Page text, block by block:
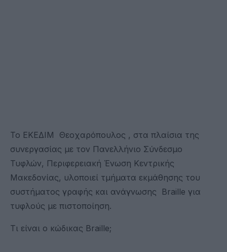
Το ΕΚΕΔΙΜ Θεοχαρόπουλος , στα πλαίσια της
συνεργασίας με τον Πανελλήνιο Σύνδεσμο
Τυφλών, Περιφερειακή Ένωση Κεντρικής
Μακεδονίας, υλοποιεί τμήματα εκμάθησης του
συστήματος γραφής και ανάγνωσης Braille για
τυφλούς με πιστοποίηση.
Τι είναι ο κώδικας Braille;